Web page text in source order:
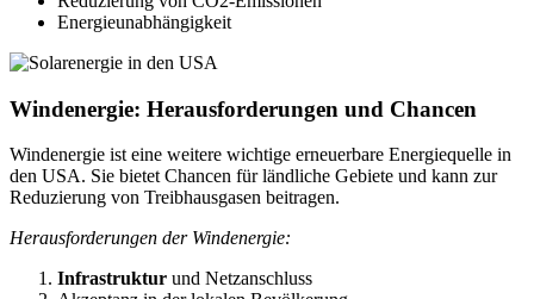
Energieunabhängigkeit
Windenergie: Herausforderungen und Chancen
Windenergie ist eine weitere wichtige erneuerbare Energiequelle in
den USA. Sie bietet Chancen für ländliche Gebiete und kann zur
Reduzierung von Treibhausgasen beitragen.
Herausforderungen der Windenergie:
Infrastruktur und Netzanschluss